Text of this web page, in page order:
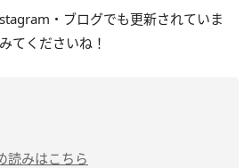
・ブログでも更新されていま
てくださいね！
読みはこちら